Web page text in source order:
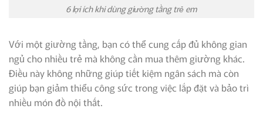
6 lợi ích khi dùng giường tầng trẻ em
Với một giường tầng, bạn có thể cung cấp đủ không gian
ngủ cho nhiều trẻ mà không cần mua thêm giường khác.
Điều này không những giúp tiết kiệm ngân sách mà còn
giúp bạn giảm thiểu công sức trong việc lắp đặt và bảo trì
nhiều món đồ nội thất.